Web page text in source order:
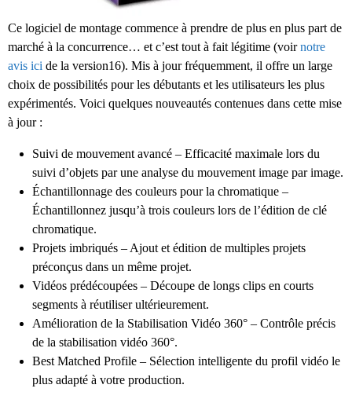
Ce logiciel de montage commence à prendre de plus en plus part de
marché à la concurrence… et c’est tout à fait légitime (voirnotre
avis ici de la version16). Mis à jour fréquemment, il offre un large
choix de possibilités pour les débutants et les utilisateurs les plus
expérimentés. Voici quelques nouveautés contenues dans cette mise
à jour :
Suivi de mouvement avancé – Efficacité maximale lors du
suivi d’objets par une analyse du mouvement image par image.
Échantillonnage des couleurs pour la chromatique –
Échantillonnez jusqu’à trois couleurs lors de l’édition de clé
chromatique.
Projets imbriqués – Ajout et édition de multiples projets
préconçus dans un même projet.
Vidéos prédécoupées – Découpe de longs clips en courts
segments à réutiliser ultérieurement.
Amélioration de la Stabilisation Vidéo 360° – Contrôle précis
de la stabilisation vidéo 360°.
Best Matched Profile – Sélection intelligente du profil vidéo le
plus adapté à votre production.